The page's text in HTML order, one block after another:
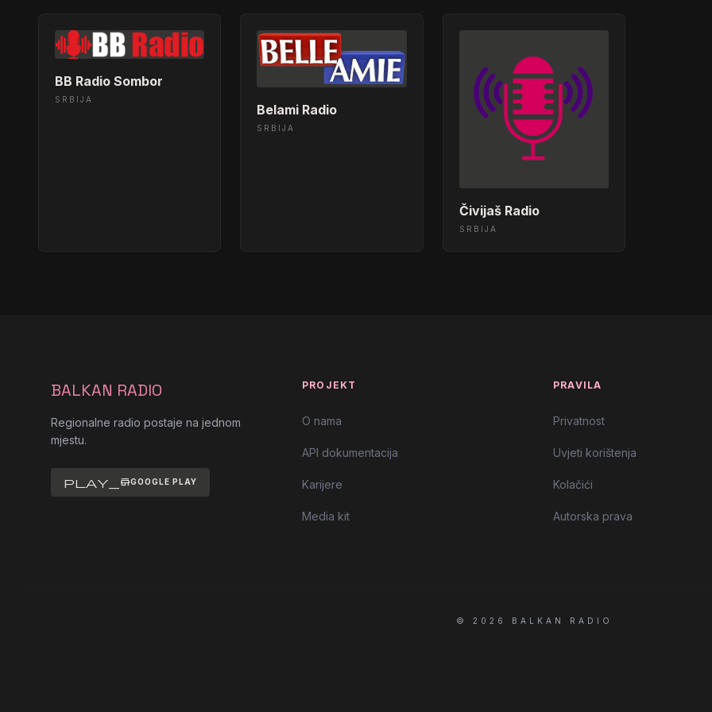
BB Radio Sombor
SRBIJA
Belami Radio
SRBIJA
Čivijaš Radio
SRBIJA
BALKAN RADIO
Regionalne radio postaje na jednom
mjestu.
play_storeGOOGLE PLAY
PROJEKT
O nama
API dokumentacija
Karijere
Media kit
PRAVILA
Privatnost
Uvjeti korištenja
Kolačići
Autorska prava
© 2026 BALKAN RADIO